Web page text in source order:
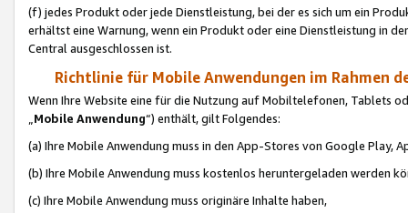
(f) jedes Produkt oder jede Dienstleistung, bei der es sich um ein
erhältst eine Warnung, wenn ein Produkt oder eine Dienstleistung in
Central ausgeschlossen ist.
Richtlinie für Mobile Anwendungen im Rahmen
Wenn Ihre Website eine für die Nutzung auf Mobiltelefonen, Tablets
„Mobile Anwendung“) enthält, gilt Folgendes:
(a) Ihre Mobile Anwendung muss in den App-Stores von Google Play,
(b) Ihre Mobile Anwendung muss kostenlos heruntergeladen werden
(c) Ihre Mobile Anwendung muss originäre Inhalte haben,